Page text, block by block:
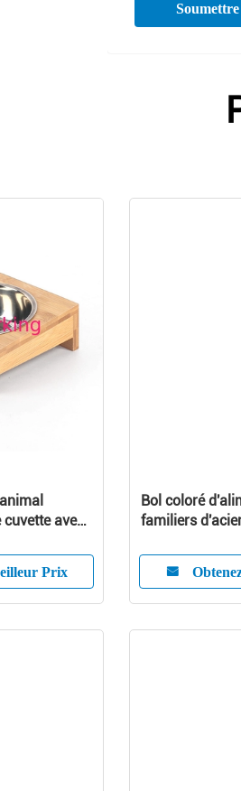
Soumettre
avec
Prix
Bol coloré
familiers